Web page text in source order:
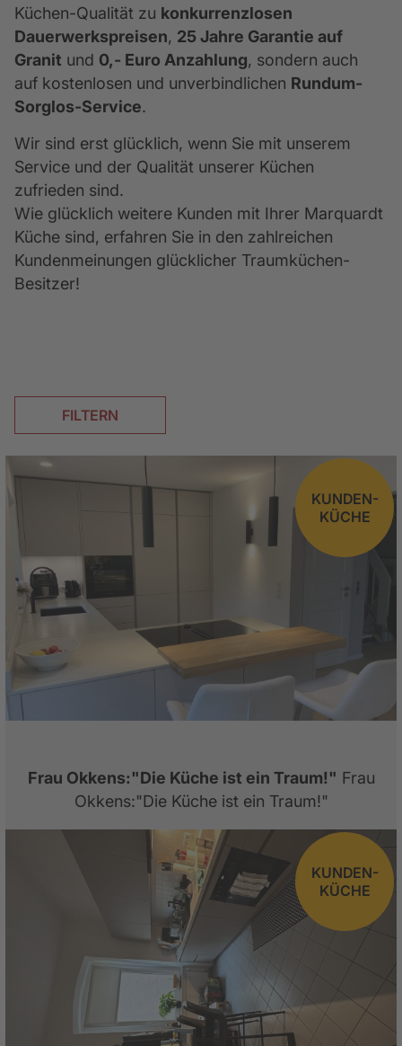
Küchen-Qualität zu konkurrenzlosen
Dauerwerkspreisen, 25 Jahre Garantie auf
Granit und 0,- Euro Anzahlung, sondern auch
auf kostenlosen und unverbindlichen Rundum-
Sorglos-Service.
Wir sind erst glücklich, wenn Sie mit unserem
Service und der Qualität unserer Küchen
zufrieden sind.
Wie glücklich weitere Kunden mit Ihrer Marquardt
Küche sind, erfahren Sie in den zahlreichen
Kundenmeinungen glücklicher Traumküchen-
Besitzer!
FILTERN
KUNDEN-
KÜCHE
Frau Okkens:"Die Küche ist ein Traum!" Frau
Okkens:"Die Küche ist ein Traum!"
KUNDEN-
KÜCHE